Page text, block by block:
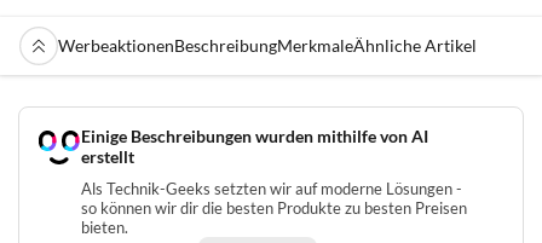
WerbeaktionenBeschreibungMerkmaleÄhnliche Artikel
Einige Beschreibungen wurden mithilfe von AI
erstellt
Als Technik-Geeks setzten wir auf moderne Lösungen -
so können wir dir die besten Produkte zu besten Preisen
bieten.